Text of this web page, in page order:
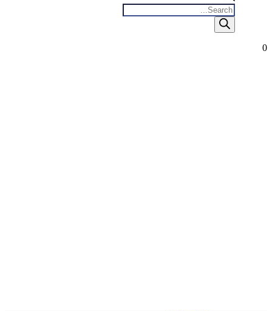
Products
search
0